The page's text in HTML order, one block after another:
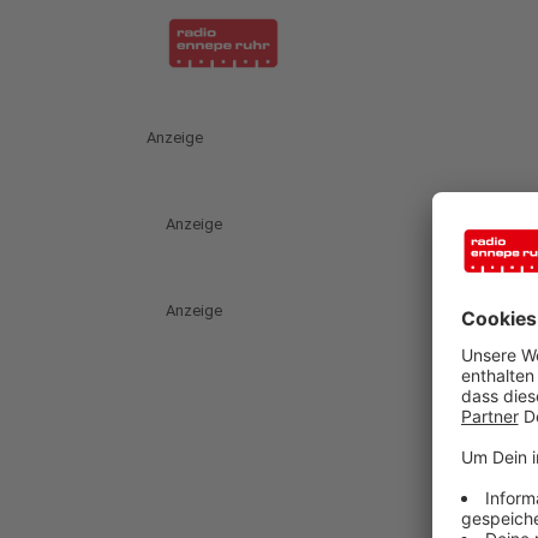
Anzeige
Anzeige
Anzeige